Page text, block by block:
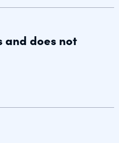
and does not